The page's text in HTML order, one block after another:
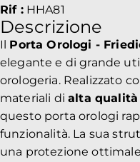
Rif :HHA81
Descrizione
Il Porta Orologi -
elegante e di grande
orologeria. Realizzato
materiali dialta qualità
questo porta orologi
funzionalità. La sua
una protezione